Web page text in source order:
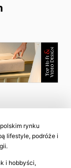
rynku
lifestyle, podróże i
i hobbyści,